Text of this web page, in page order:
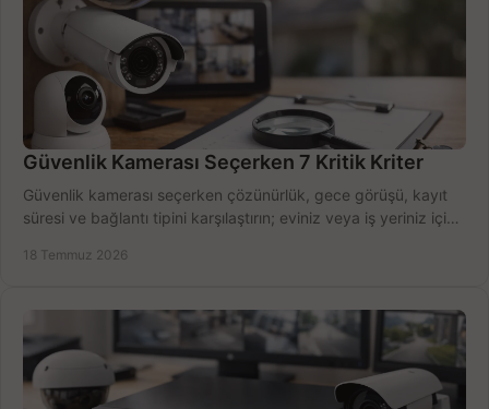
Güvenlik Kamerası Seçerken 7 Kritik Kriter
Güvenlik kamerası seçerken çözünürlük, gece görüşü, kayıt
süresi ve bağlantı tipini karşılaştırın; eviniz veya iş yeriniz için
18 Temmuz 2026